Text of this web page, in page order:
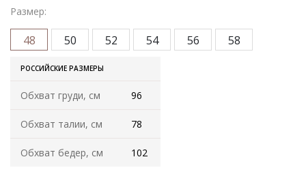
Комплекты женские повседневные
Куртка женская на молнии
Рекомендуем
Размер:
48
РОССИЙСКИЕ РАЗМЕРЫ
Обхват груди, см 96
Обхват талии, см 78
Обхват бедер, см 102
50 52 54 56 58